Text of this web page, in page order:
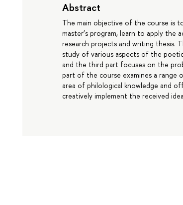
Abstract
The main objective of the course is
master’s program, learn to apply the
research projects and writing thesis.
study of various aspects of the
and the third part focuses on the
part of the course examines a
area of philological knowledge and
creatively implement the received